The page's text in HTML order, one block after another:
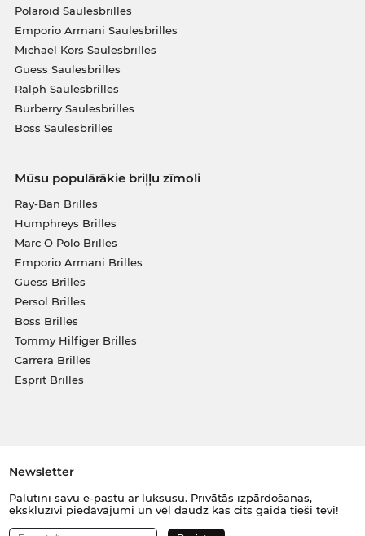
Polaroid Saulesbrilles
Emporio Armani Saulesbrilles
Michael Kors Saulesbrilles
Guess Saulesbrilles
Ralph Saulesbrilles
Burberry Saulesbrilles
Boss Saulesbrilles
Mūsu populārākie briļļu zīmoli
Ray-Ban Brilles
Humphreys Brilles
Marc O Polo Brilles
Emporio Armani Brilles
Guess Brilles
Persol Brilles
Boss Brilles
Tommy Hilfiger Brilles
Carrera Brilles
Esprit Brilles
Newsletter
Palutini savu e-pastu ar luksusu. Privātās izpārdošanas,
ekskluzīvi piedāvājumi un vēl daudz kas cits gaida tieši tevi!